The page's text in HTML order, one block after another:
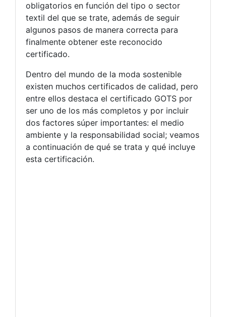
obligatorios en función del tipo o sector
textil del que se trate, además de seguir
algunos pasos de manera correcta para
finalmente obtener este reconocido
certificado.
Dentro del mundo de la moda sostenible
existen muchos certificados de calidad, pero
entre ellos destaca el certificado GOTS por
ser uno de los más completos y por incluir
dos factores súper importantes: el medio
ambiente y la responsabilidad social; veamos
a continuación de qué se trata y qué incluye
esta certificación.